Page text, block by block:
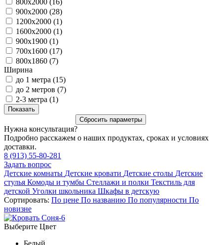
900x2000 (28)
1200x2000 (1)
1600x2000 (1)
900х1900 (1)
700x1600 (17)
800x1860 (7)
Ширина
до 1 метра (15)
до 2 метров (7)
2-3 метра (1)
Нужна консультация?
Подробно расскажем о наших продуктах, сроках и условиях
доставки.
8 (913) 55-80-281
Задать вопрос
Детские комнаты Детские кровати Детские столы Детские
стулья Комоды и тумбы Стеллажи и полки Текстиль для
детской Уголки школьника Шкафы в детскую
Сортировать: По цене По названию По популярности По
новизне
Выберите Цвет
Белый